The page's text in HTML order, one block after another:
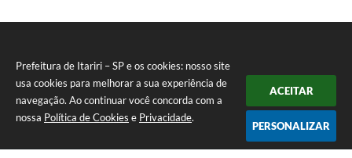
Prefeitura de Itariri – SP e os cookies: nosso site
usa cookies para melhorar a sua experiência de
navegação. Ao continuar você concorda com a
nossa Política de Cookies e Privacidade.
ACEITAR
PERSONALIZAR